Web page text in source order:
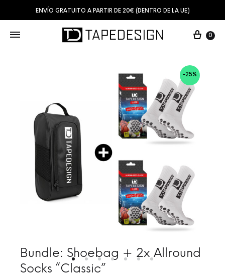
ENVÍO GRATUITO A PARTIR DE 20€ (DENTRO DE LA UE)
0
-25%
Bundle: Shoebag + 2x Allround
Socks “Classic”